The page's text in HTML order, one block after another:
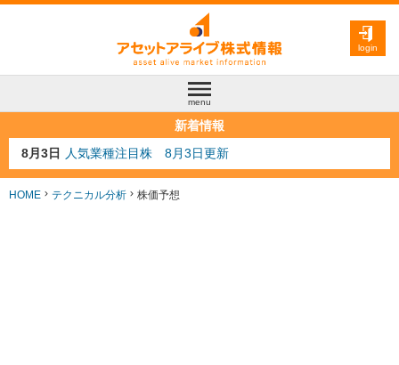
login
menu
新着情報
8月3日
人気業種注目株 8月3日更新
8月2日 金融注目株 8月2日更新
7月29日 日経225シグナル点灯
HOME テクニカル分析 株価予想